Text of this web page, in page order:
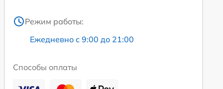
Режим работы:
Ежедневно с 9:00 до 21:00
Способы оплаты